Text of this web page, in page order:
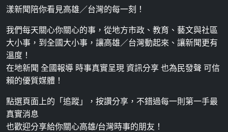
漾新聞陪你看見高雄／台灣的每一刻！
我們每天關心你關心的事，從地方市政、教育、藝文與社區
大小事，到全國大小事，讓高雄／台灣動起來、讓新聞更有
溫度！
在地新聞 全國報導 時事真實呈現 資訊分享 也為民發聲 可信
賴的優質媒體！
點選頁面上的「追蹤」，按讚分享，不錯過每一則第一手最
真實消息
也歡迎分享給你關心高雄/台灣時事的朋友！